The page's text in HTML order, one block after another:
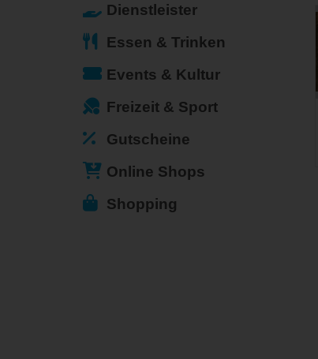
Dienstleister
Essen & Trinken
Events & Kultur
Freizeit & Sport
Gutscheine
Online Shops
Shopping